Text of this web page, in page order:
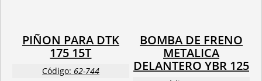
PIÑON PARA DTK
175 15T
Código: 62-744
BOMBA DE FRENO
METALICA
DELANTERO YBR 125